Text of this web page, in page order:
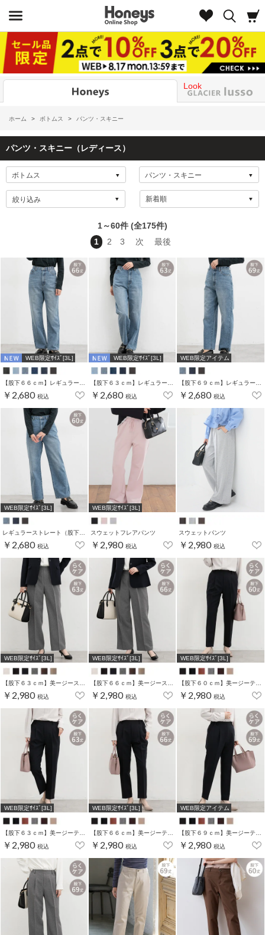
Look
ホーム > ボトムス > パンツ・スキニー
パンツ・スキニー（レディース）
絞り込み
1～60件 (全175件)
1
2 3 次 最後
WEB限定ｻｲｽﾞ[3L]
￥2,680 税込
WEB限定ｻｲｽﾞ[3L]
￥2,680 税込
WEB限定アイテム
￥2,680 税込
WEB限定ｻｲｽﾞ[3L]
￥2,680 税込
WEB限定ｻｲｽﾞ[3L]
スウェットフレアパンツ
￥2,980 税込
スウェットパンツ
￥2,980 税込
WEB限定ｻｲｽﾞ[3L]
￥2,980 税込
WEB限定ｻｲｽﾞ[3L]
￥2,980 税込
WEB限定ｻｲｽﾞ[3L]
￥2,980 税込
WEB限定ｻｲｽﾞ[3L]
【股下６３ｃｍ】美ージーテーパード(股下60/63/66/69cm展開)
￥2,980 税込
WEB限定ｻｲｽﾞ[3L]
【股下６６ｃｍ】美ージーテーパード(股下60/63/66/69cm展開)
￥2,980 税込
WEB限定アイテム
【股下６９ｃｍ】美ージーテーパード(股下60/63/66/69cm展開)
￥2,980 税込